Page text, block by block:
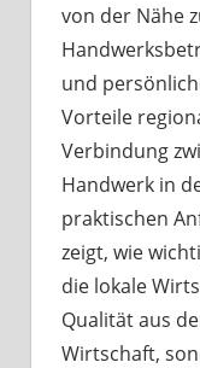
von der Nähe
und
Vorteile
Verbindung
Handwerk in
praktischen
zeigt, wie
die lokale
Qualität aus
Wirtschaft,